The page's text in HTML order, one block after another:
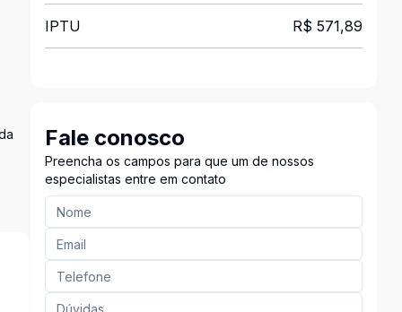
IPTU R$ 571,89
Fale conosco
Preencha os campos para que um de nossos
especialistas entre em contato